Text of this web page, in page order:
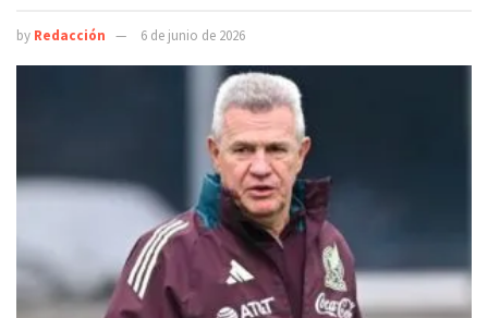
by Redacción 6 de junio de 2026